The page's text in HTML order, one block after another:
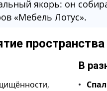
якорь: он
«Мебель Лотус».
пространства
В